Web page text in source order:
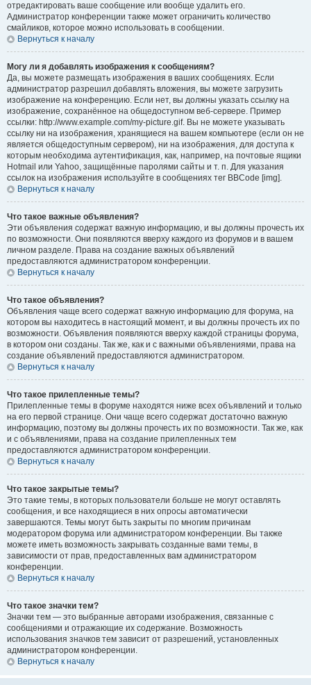
отредактировать ваше сообщение или вообще удалить его.
Администратор конференции также может ограничить количество
смайликов, которое можно использовать в сообщении.
Вернуться к началу
Могу ли я добавлять изображения к сообщениям?
Да, вы можете размещать изображения в ваших сообщениях. Если
администратор разрешил добавлять вложения, вы можете загрузить
изображение на конференцию. Если нет, вы должны указать ссылку на
изображение, сохранённое на общедоступном веб-сервере. Пример
ссылки: http://www.example.com/my-picture.gif. Вы не можете указывать
ссылку ни на изображения, хранящиеся на вашем компьютере (если он не
является общедоступным сервером), ни на изображения, для доступа к
которым необходима аутентификация, как, например, на почтовые ящики
Hotmail или Yahoo, защищённые паролями сайты и т. п. Для указания
ссылок на изображения используйте в сообщениях тег BBCode [img].
Вернуться к началу
Что такое важные объявления?
Эти объявления содержат важную информацию, и вы должны прочесть их
по возможности. Они появляются вверху каждого из форумов и в вашем
личном разделе. Права на создание важных объявлений
предоставляются администратором конференции.
Вернуться к началу
Что такое объявления?
Объявления чаще всего содержат важную информацию для форума, на
котором вы находитесь в настоящий момент, и вы должны прочесть их по
возможности. Объявления появляются вверху каждой страницы форума,
в котором они созданы. Так же, как и с важными объявлениями, права на
создание объявлений предоставляются администратором.
Вернуться к началу
Что такое прилепленные темы?
Прилепленные темы в форуме находятся ниже всех объявлений и только
на его первой странице. Они чаще всего содержат достаточно важную
информацию, поэтому вы должны прочесть их по возможности. Так же, как
и с объявлениями, права на создание прилепленных тем
предоставляются администратором конференции.
Вернуться к началу
Что такое закрытые темы?
Это такие темы, в которых пользователи больше не могут оставлять
сообщения, и все находящиеся в них опросы автоматически
завершаются. Темы могут быть закрыты по многим причинам
модератором форума или администратором конференции. Вы также
можете иметь возможность закрывать созданные вами темы, в
зависимости от прав, предоставленных вам администратором
конференции.
Вернуться к началу
Что такое значки тем?
Значки тем — это выбранные авторами изображения, связанные с
сообщениями и отражающие их содержание. Возможность
использования значков тем зависит от разрешений, установленных
администратором конференции.
Вернуться к началу